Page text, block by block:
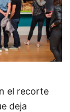
el recorte
deja